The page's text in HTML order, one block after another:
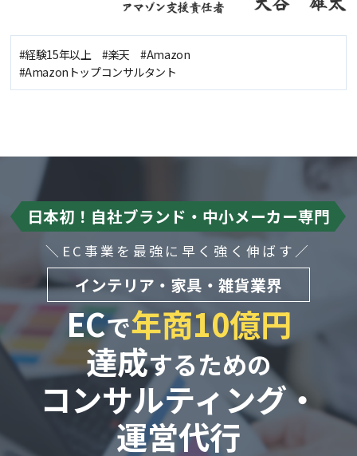
#経験15年以上 #楽天 #Amazon
#Amazonトップコンサルタント
日本初！自社ブランド・中小メーカー専門
＼EC事業を最強に早く強く伸ばす／
インテリア・家具・雑貨業界
ECで年商10億円
達成するための
コンサルティング・
運営代行